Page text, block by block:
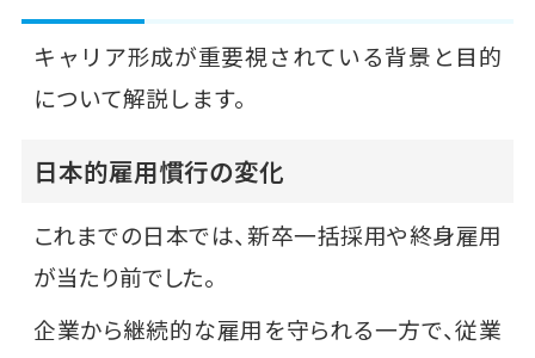
キャリア形成が重要視されている背景と目的
について解説します。
日本的雇用慣行の変化
これまでの日本では、新卒一括採用や終身雇用
が当たり前でした。
企業から継続的な雇用を守られる一方で、従業